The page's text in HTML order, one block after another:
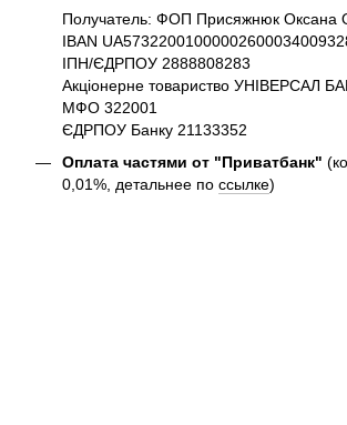
Получатель: ФОП Присяжнюк Оксана
IBAN
ІПН/ЄДРПОУ 2888808283
Акціонерне товариство УНІВЕРСАЛ
МФО 322001
ЄДРПОУ Банку 21133352
Оплата частями от "Приватбанк"
0,01%, детальнее по ссылке)